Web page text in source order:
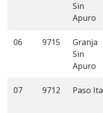
Sin
Apuro
06 9715
Granja
Sin
Apuro
07 9712 Paso Ita